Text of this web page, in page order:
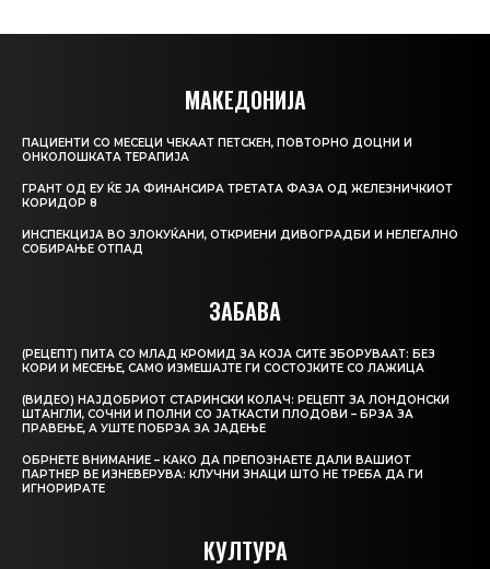
МАКЕДОНИЈА
ПАЦИЕНТИ СО МЕСЕЦИ ЧЕКААТ ПЕТСКЕН, ПОВТОРНО ДОЦНИ И
ОНКОЛОШКАТА ТЕРАПИЈА
ГРАНТ ОД ЕУ ЌЕ ЈА ФИНАНСИРА ТРЕТАТА ФАЗА ОД ЖЕЛЕЗНИЧКИОТ
КОРИДОР 8
ИНСПЕКЦИЈА ВО ЗЛОКУЌАНИ, ОТКРИЕНИ ДИВОГРАДБИ И НЕЛЕГАЛНО
СОБИРАЊЕ ОТПАД
ЗАБАВА
(РЕЦЕПТ) ПИТА СО МЛАД КРОМИД ЗА КОЈА СИТЕ ЗБОРУВААТ: БЕЗ
КОРИ И МЕСЕЊЕ, САМО ИЗМЕШАЈТЕ ГИ СОСТОЈКИТЕ СО ЛАЖИЦА
(ВИДЕО) НАЈДОБРИОТ СТАРИНСКИ КОЛАЧ: РЕЦЕПТ ЗА ЛОНДОНСКИ
ШТАНГЛИ, СОЧНИ И ПОЛНИ СО ЈАТКАСТИ ПЛОДОВИ – БРЗА ЗА
ПРАВЕЊЕ, А УШТЕ ПОБРЗА ЗА ЈАДЕЊЕ
ОБРНЕТЕ ВНИМАНИЕ – КАКО ДА ПРЕПОЗНАЕТЕ ДАЛИ ВАШИОТ
ПАРТНЕР ВЕ ИЗНЕВЕРУВА: КЛУЧНИ ЗНАЦИ ШТО НЕ ТРЕБА ДА ГИ
ИГНОРИРАТЕ
КУЛТУРА